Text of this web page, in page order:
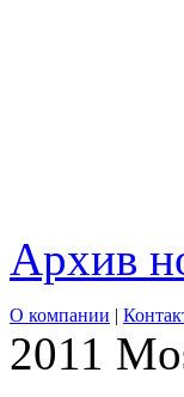
Архив
О компании |
2011